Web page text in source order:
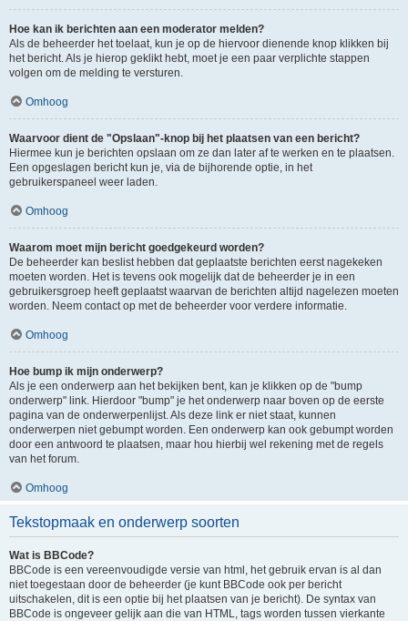
Hoe kan ik berichten aan een moderator melden?
Als de beheerder het toelaat, kun je op de hiervoor dienende knop klikken bij
het bericht. Als je hierop geklikt hebt, moet je een paar verplichte stappen
volgen om de melding te versturen.
Omhoog
Waarvoor dient de "Opslaan"-knop bij het plaatsen van een bericht?
Hiermee kun je berichten opslaan om ze dan later af te werken en te plaatsen.
Een opgeslagen bericht kun je, via de bijhorende optie, in het
gebruikerspaneel weer laden.
Omhoog
Waarom moet mijn bericht goedgekeurd worden?
De beheerder kan beslist hebben dat geplaatste berichten eerst nagekeken
moeten worden. Het is tevens ook mogelijk dat de beheerder je in een
gebruikersgroep heeft geplaatst waarvan de berichten altijd nagelezen moeten
worden. Neem contact op met de beheerder voor verdere informatie.
Omhoog
Hoe bump ik mijn onderwerp?
Als je een onderwerp aan het bekijken bent, kan je klikken op de "bump
onderwerp" link. Hierdoor "bump" je het onderwerp naar boven op de eerste
pagina van de onderwerpenlijst. Als deze link er niet staat, kunnen
onderwerpen niet gebumpt worden. Een onderwerp kan ook gebumpt worden
door een antwoord te plaatsen, maar hou hierbij wel rekening met de regels
van het forum.
Omhoog
Tekstopmaak en onderwerp soorten
Wat is BBCode?
BBCode is een vereenvoudigde versie van html, het gebruik ervan is al dan
niet toegestaan door de beheerder (je kunt BBCode ook per bericht
uitschakelen, dit is een optie bij het plaatsen van je bericht). De syntax van
BBCode is ongeveer gelijk aan die van HTML, tags worden tussen vierkante